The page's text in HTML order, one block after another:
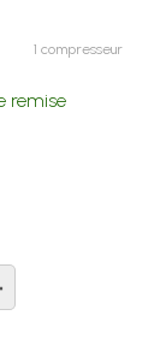
1 compresseur
remise